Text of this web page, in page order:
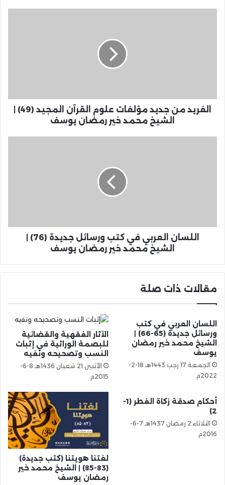
الفريد من جديد مؤلفات علوم القرآن المجيد (49) |
الشيخ محمد خير رمضان يوسف
اللسان العربي في كتب ورسائل جديدة (76) |
الشيخ محمد خير رمضان يوسف
مقالات ذات صلة
اللسان العربي في كتب
ورسائل جديدة (65-66) |
الشيخ محمد خير رمضان
يوسف
الجمعة 17 رجب 1443هـ 18-2-
2022م
الآثار الفقهية والقضائية
للبصمة الوراثية في إثبات
النسب وتصحيحه ونفيه
الأثنين 21 شعبان 1436هـ 8-6-
2015م
أحكام صدقة زكاة الفطر (1-
2)
الثلاثاء 2 رمضان 1437هـ 7-6-
2016م
لغتنا هويتنا (كتب جديدة)
(83-85) | الشيخ محمد خير
رمضان يوسف